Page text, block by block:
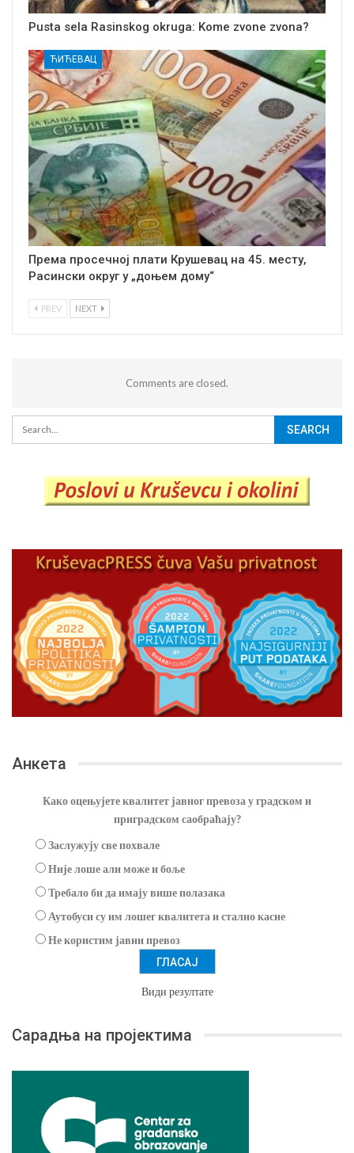
Pusta sela Rasinskog okruga: Kome zvone zvona?
ЋИЋЕВАЦ
Према просечној плати Крушевац на 45. месту,
Расински округ у „доњем дому“
PREV NEXT
Comments are closed.
Анкета
Како оцењујете квалитет јавног превоза у градском и
приградском саобраћају?
Заслужују све похвале
Није лоше али може и боље
Требало би да имају више полазака
Аутобуси су им лошег квалитета и стално касне
Не користим јавни превоз
Види резултате
Сарадња на пројектима